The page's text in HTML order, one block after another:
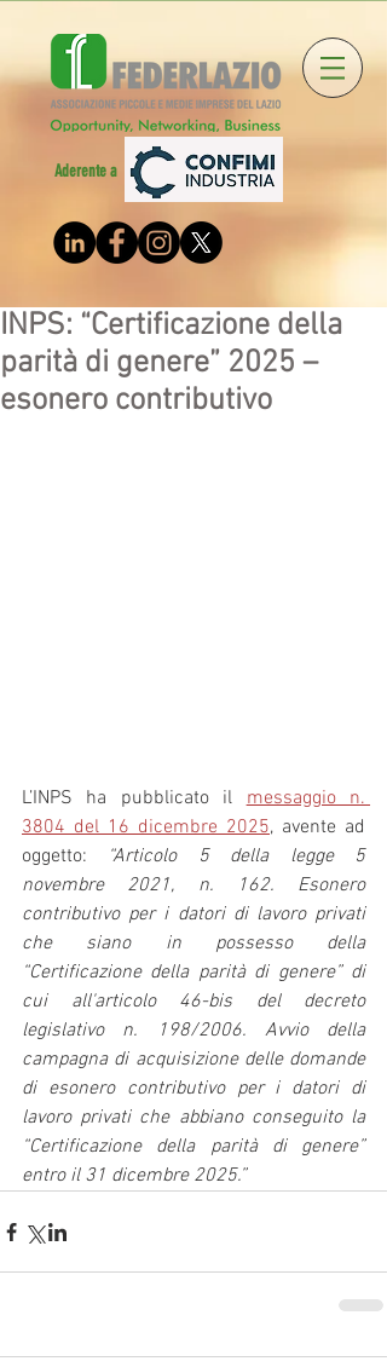
Aderente a
INPS: “Certificazione della
parità di genere” 2025 –
esonero contributivo
L’INPS ha pubblicato il messaggio n.
3804 del 16 dicembre 2025, avente ad
oggetto:
“Articolo 5 della legge 5
novembre 2021, n. 162. Esonero
contributivo per i datori di lavoro privati
che siano in possesso della
“Certificazione della parità di genere” di
cui all'articolo 46-bis del decreto
legislativo n. 198/2006. Avvio della
campagna di acquisizione delle domande
di esonero contributivo per i datori di
lavoro privati che abbiano conseguito la
“Certificazione della parità di genere”
entro il 31 dicembre 2025.”